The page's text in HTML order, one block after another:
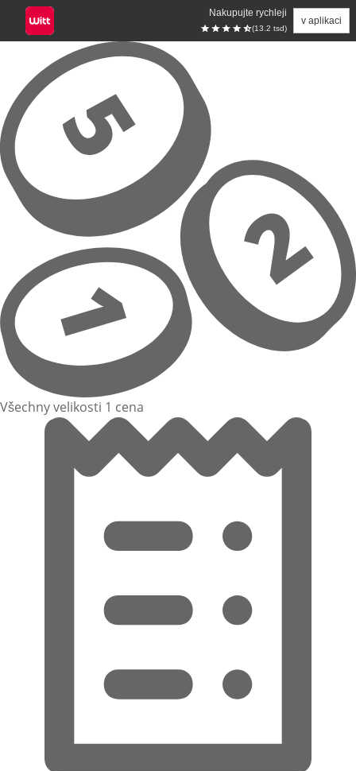
Nakupujte rychleji
(13.2 tsd)
v aplikaci
Přeskočit na hlavní obsah
Všechny velikosti 1 cena